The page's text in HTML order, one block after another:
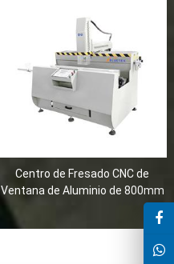
Centro de Fresado CNC de
Ventana de Aluminio de 800mm